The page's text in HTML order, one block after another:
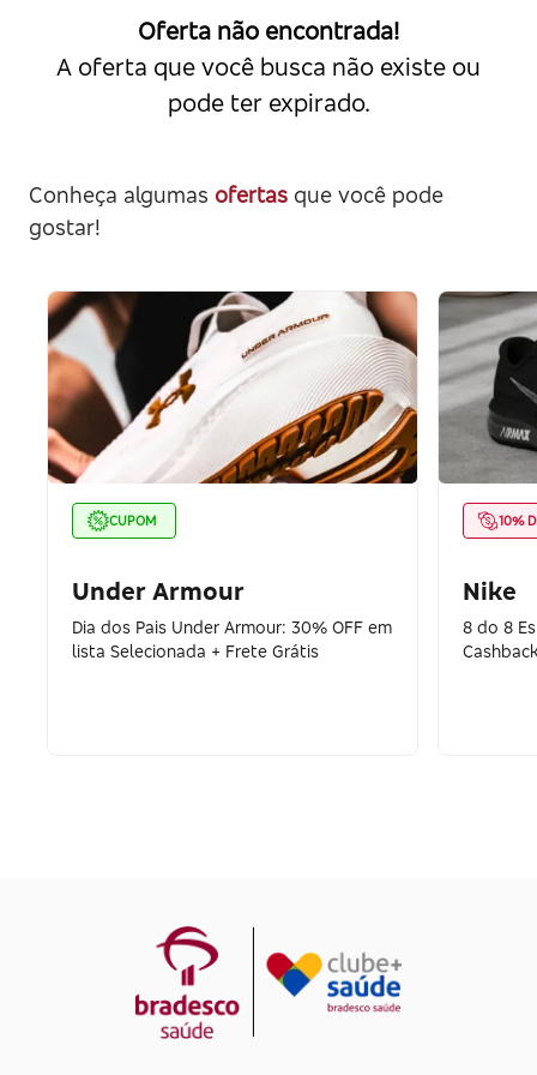
Oferta não encontrada!
A oferta que você busca não existe ou
pode ter expirado.
Conheça algumas ofertas que você pode
gostar!
CUPOM
Under Armour
Dia dos Pais Under Armour: 30% OFF em
lista Selecionada + Frete Grátis
10%
Nike
8 do 8